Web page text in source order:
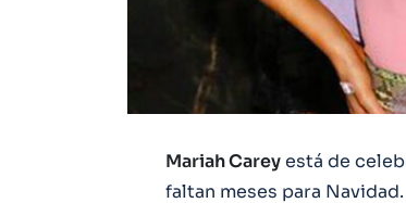
Mariah Careyestá de
faltan meses para